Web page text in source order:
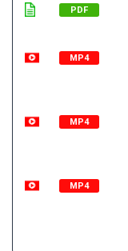
PDF
MP4
MP4
MP4